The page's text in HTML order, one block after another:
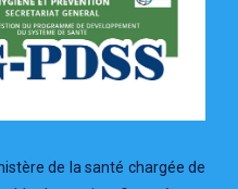
de la santé chargée de